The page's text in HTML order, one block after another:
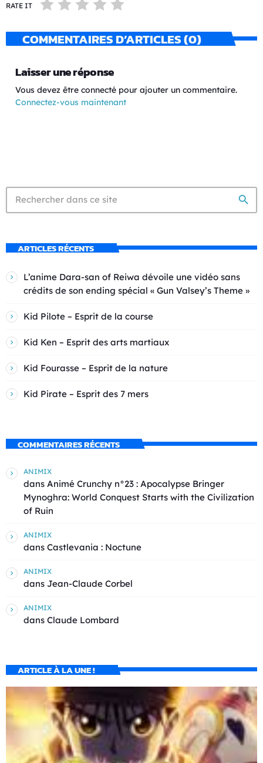
RATE IT
COMMENTAIRES D’ARTICLES (0)
Laisser une réponse
Vous devez être connecté pour ajouter un commentaire.
Connectez-vous maintenant
search
ARTICLES RÉCENTS
L’anime Dara-san of Reiwa dévoile une vidéo sans
crédits de son ending spécial « Gun Valsey’s Theme »
Kid Pilote – Esprit de la course
Kid Ken – Esprit des arts martiaux
Kid Fourasse – Esprit de la nature
Kid Pirate – Esprit des 7 mers
COMMENTAIRES RÉCENTS
ANIMIX
dans Animé Crunchy n°23 : Apocalypse Bringer
Mynoghra: World Conquest Starts with the Civilization
of Ruin
ANIMIX
dans Castlevania : Noctune
ANIMIX
dans Jean-Claude Corbel
ANIMIX
dans Claude Lombard
ARTICLE À LA UNE !